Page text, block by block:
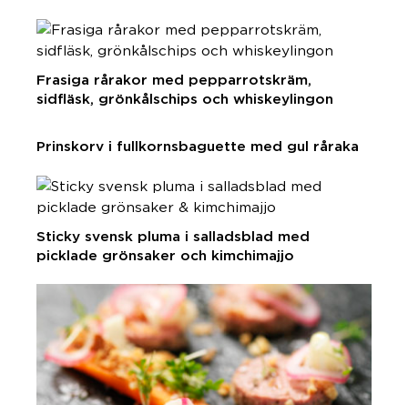
Frasiga rårakor med pepparrotskräm,
sidfläsk, grönkålschips och whiskeylingon
Prinskorv i fullkornsbaguette med gul råraka
Sticky svensk pluma i salladsblad med
picklade grönsaker och kimchimajjo